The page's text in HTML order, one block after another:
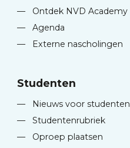
—
Ontdek NVD Academy
—
Agenda
—
Externe nascholingen
Studenten
—
Nieuws voor studenten
—
Studentenrubriek
—
Oproep plaatsen